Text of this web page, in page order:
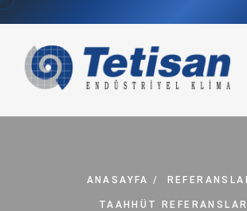
ANASAYFA /
TAAHHÜT REFERANSLARI